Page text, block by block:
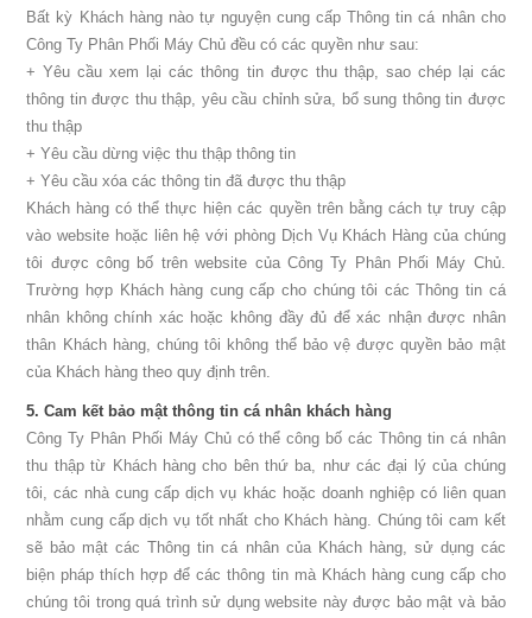
Bất kỳ Khách hàng nào tự nguyện cung cấp Thông tin cá nhân cho
Công Ty Phân Phối Máy Chủ đều có các quyền như sau:
+ Yêu cầu xem lại các thông tin được thu thập, sao chép lại các
thông tin được thu thập, yêu cầu chỉnh sửa, bổ sung thông tin được
thu thập
+ Yêu cầu dừng việc thu thập thông tin
+ Yêu cầu xóa các thông tin đã được thu thập
Khách hàng có thể thực hiện các quyền trên bằng cách tự truy cập
vào website hoặc liên hệ với phòng Dịch Vụ Khách Hàng của chúng
tôi được công bố trên website của Công Ty Phân Phối Máy Chủ.
Trường hợp Khách hàng cung cấp cho chúng tôi các Thông tin cá
nhân không chính xác hoặc không đầy đủ để xác nhận được nhân
thân Khách hàng, chúng tôi không thể bảo vệ được quyền bảo mật
của Khách hàng theo quy định trên.
5. Cam kết bảo mật thông tin cá nhân khách hàng
Công Ty Phân Phối Máy Chủ có thể công bố các Thông tin cá nhân
thu thập từ Khách hàng cho bên thứ ba, như các đại lý của chúng
tôi, các nhà cung cấp dịch vụ khác hoặc doanh nghiệp có liên quan
nhằm cung cấp dịch vụ tốt nhất cho Khách hàng. Chúng tôi cam kết
sẽ bảo mật các Thông tin cá nhân của Khách hàng, sử dụng các
biện pháp thích hợp để các thông tin mà Khách hàng cung cấp cho
chúng tôi trong quá trình sử dụng website này được bảo mật và bảo